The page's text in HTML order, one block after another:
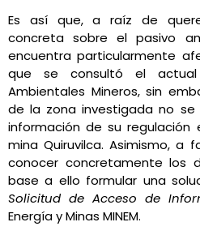
Es así que, a raíz de
concreta sobre el pasivo
encuentra particularmente
que se consultó el actual
Ambientales Mineros, sin
de la zona investigada no
información de su
mina Quiruvilca. Asimismo, a
conocer concretamente los
base a ello formular una
Solicitud de Acceso de
Energía y Minas MINEM.